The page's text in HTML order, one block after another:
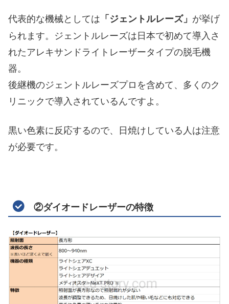
代表的な機械としては 「ジェントルレーズ」 が挙げ
られます。ジェントルレーズは日本で初めて導入さ
れたアレキサンドライトレーザータイプの脱毛機
器。
後継機のジェントルレーズプロを含めて、多くのク
リニックで導入されているんですよ。
黒い色素に反応するので、日焼けしている人は注意
が必要です。
②ダイオードレーザーの特徴